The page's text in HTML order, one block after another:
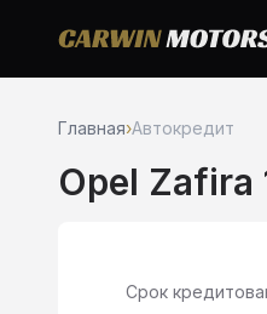
Главная›Автокредит
Opel Zafira
Срок